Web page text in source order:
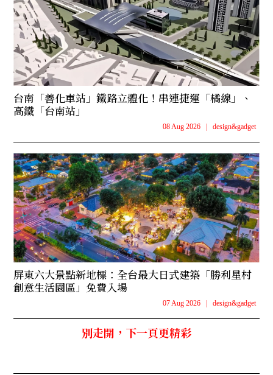
台南「善化車站」鐵路立體化！串連捷運「橘線」、
高鐵「台南站」
08 Aug 2026 design&gadget
屏東六大景點新地標：全台最大日式建築「勝利星村
創意生活園區」免費入場
07 Aug 2026 design&gadget
別走開，下一頁更精彩